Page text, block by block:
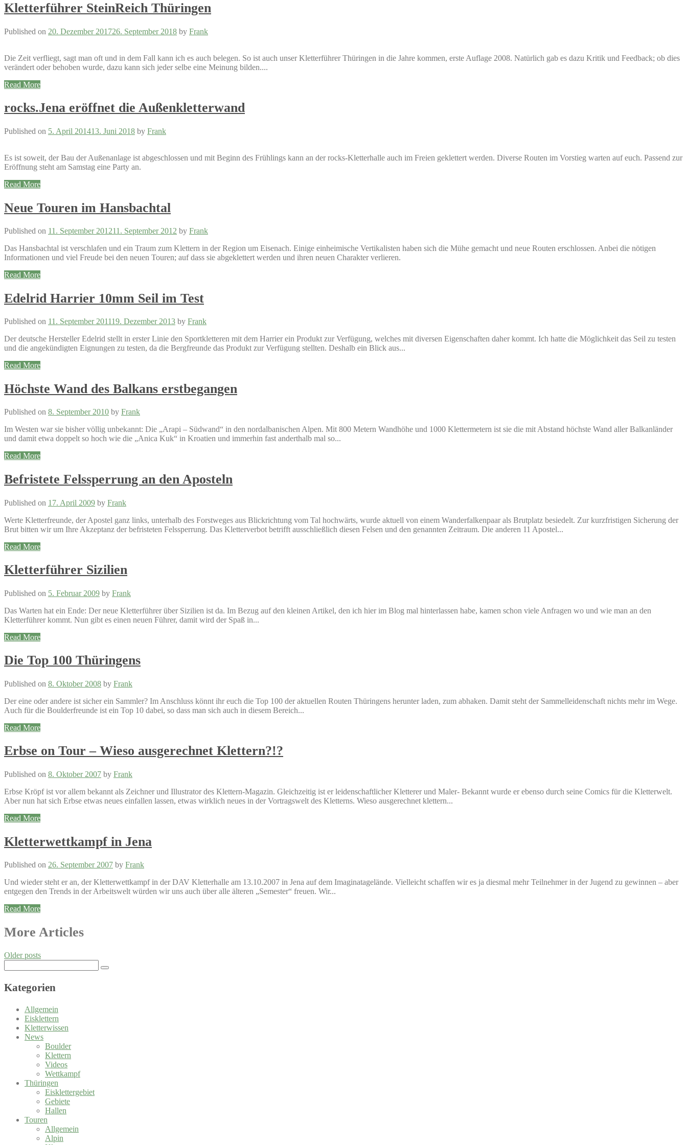
Kletterführer SteinReich Thüringen
Published on 20. Dezember 201726. September 2018 by Frank
Die Zeit verfliegt, sagt man oft und in dem Fall kann ich es auch belegen. So ist auch unser Kletterführer Thüringen in die Jahre kommen, erste Auflage 2008. Natürlich gab es dazu Kritik und Feedback; ob dies
verändert oder behoben wurde, dazu kann sich jeder selbe eine Meinung bilden....
Read More
rocks.Jena eröffnet die Außenkletterwand
Published on 5. April 201413. Juni 2018 by Frank
Es ist soweit, der Bau der Außenanlage ist abgeschlossen und mit Beginn des Frühlings kann an der rocks-Kletterhalle auch im Freien geklettert werden. Diverse Routen im Vorstieg warten auf euch. Passend zur
Eröffnung steht am Samstag eine Party an.
Read More
Neue Touren im Hansbachtal
Published on 11. September 201211. September 2012 by Frank
Das Hansbachtal ist verschlafen und ein Traum zum Klettern in der Region um Eisenach. Einige einheimische Vertikalisten haben sich die Mühe gemacht und neue Routen erschlossen. Anbei die nötigen
Informationen und viel Freude bei den neuen Touren; auf dass sie abgeklettert werden und ihren neuen Charakter verlieren.
Read More
Edelrid Harrier 10mm Seil im Test
Published on 11. September 201119. Dezember 2013 by Frank
Der deutsche Hersteller Edelrid stellt in erster Linie den Sportkletteren mit dem Harrier ein Produkt zur Verfügung, welches mit diversen Eigenschaften daher kommt. Ich hatte die Möglichkeit das Seil zu testen
und die angekündigten Eignungen zu testen, da die Bergfreunde das Produkt zur Verfügung stellten. Deshalb ein Blick aus...
Read More
Höchste Wand des Balkans erstbegangen
Published on 8. September 2010 by Frank
Im Westen war sie bisher völlig unbekannt: Die „Arapi – Südwand“ in den nordalbanischen Alpen. Mit 800 Metern Wandhöhe und 1000 Klettermetern ist sie die mit Abstand höchste Wand aller Balkanländer
und damit etwa doppelt so hoch wie die „Anica Kuk“ in Kroatien und immerhin fast anderthalb mal so...
Read More
Befristete Felssperrung an den Aposteln
Published on 17. April 2009 by Frank
Werte Kletterfreunde, der Apostel ganz links, unterhalb des Forstweges aus Blickrichtung vom Tal hochwärts, wurde aktuell von einem Wanderfalkenpaar als Brutplatz besiedelt. Zur kurzfristigen Sicherung der
Brut bitten wir um Ihre Akzeptanz der befristeten Felssperrung. Das Kletterverbot betrifft ausschließlich diesen Felsen und den genannten Zeitraum. Die anderen 11 Apostel...
Read More
Kletterführer Sizilien
Published on 5. Februar 2009 by Frank
Das Warten hat ein Ende: Der neue Kletterführer über Sizilien ist da. Im Bezug auf den kleinen Artikel, den ich hier im Blog mal hinterlassen habe, kamen schon viele Anfragen wo und wie man an den
Kletterführer kommt. Nun gibt es einen neuen Führer, damit wird der Spaß in...
Read More
Die Top 100 Thüringens
Published on 8. Oktober 2008 by Frank
Der eine oder andere ist sicher ein Sammler? Im Anschluss könnt ihr euch die Top 100 der aktuellen Routen Thüringens herunter laden, zum abhaken. Damit steht der Sammelleidenschaft nichts mehr im Wege.
Auch für die Boulderfreunde ist ein Top 10 dabei, so dass man sich auch in diesem Bereich...
Read More
Erbse on Tour – Wieso ausgerechnet Klettern?!?
Published on 8. Oktober 2007 by Frank
Erbse Kröpf ist vor allem bekannt als Zeichner und Illustrator des Klettern-Magazin. Gleichzeitig ist er leidenschaftlicher Kletterer und Maler- Bekannt wurde er ebenso durch seine Comics für die Kletterwelt.
Aber nun hat sich Erbse etwas neues einfallen lassen, etwas wirklich neues in der Vortragswelt des Kletterns. Wieso ausgerechnet klettern...
Read More
Kletterwettkampf in Jena
Published on 26. September 2007 by Frank
Und wieder steht er an, der Kletterwettkampf in der DAV Kletterhalle am 13.10.2007 in Jena auf dem Imaginatagelände. Vielleicht schaffen wir es ja diesmal mehr Teilnehmer in der Jugend zu gewinnen – aber
entgegen den Trends in der Arbeitswelt würden wir uns auch über alle älteren „Semester“ freuen. Wir...
Read More
Posts
navigation
More Articles
Older posts
for:
Kategorien
Allgemein
Eisklettern
Kletterwissen
News
Boulder
Klettern
Videos
Wettkampf
Thüringen
Eisklettergebiet
Gebiete
Hallen
Touren
Allgemein
Alpin